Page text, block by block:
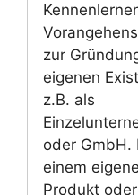
zur
eigenen
z.B. als
oder GmbH.
einem
Produkt